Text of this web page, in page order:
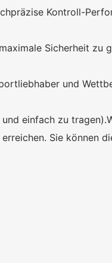
Kontroll-
Sicherheit zu
und
einfach zu
Sie können